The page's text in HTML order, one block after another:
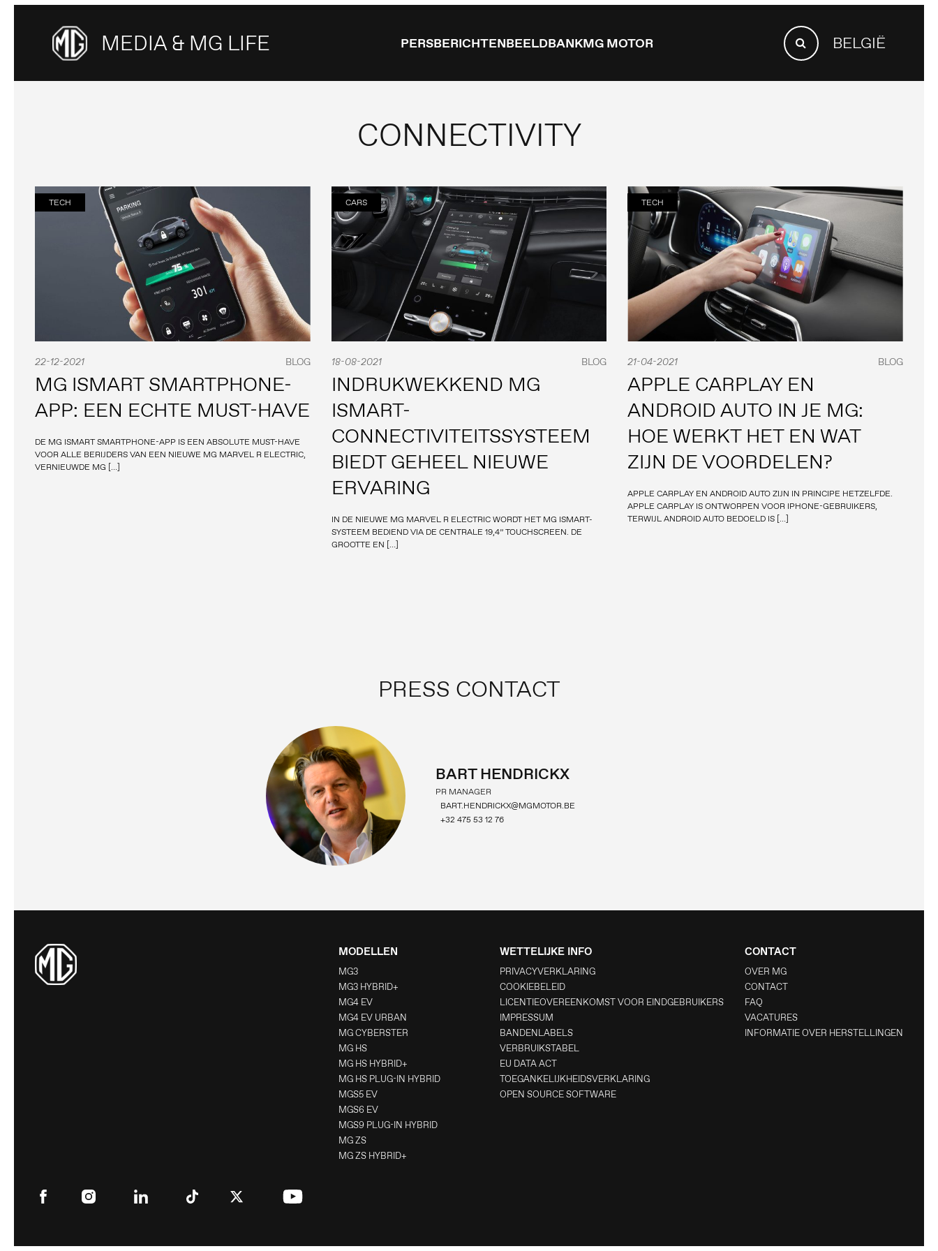
MEDIA & MG LIFE PERSBERICHTENBEELDBANKMG MOTOR
SEARCH
FOR:Search BELGIË
CONNECTIVITY
TECH
22-12-2021 BLOG
MG ISMART SMARTPHONE-
APP: EEN ECHTE MUST-HAVE
DE MG ISMART SMARTPHONE-APP IS EEN ABSOLUTE MUST-HAVE
VOOR ALLE BERIJDERS VAN EEN NIEUWE MG MARVEL R ELECTRIC,
VERNIEUWDE MG […]
CARS
18-08-2021 BLOG
INDRUKWEKKEND MG
ISMART-
CONNECTIVITEITSSYSTEEM
BIEDT GEHEEL NIEUWE
ERVARING
IN DE NIEUWE MG MARVEL R ELECTRIC WORDT HET MG ISMART-
SYSTEEM BEDIEND VIA DE CENTRALE 19,4” TOUCHSCREEN. DE
GROOTTE EN […]
TECH
21-04-2021 BLOG
APPLE CARPLAY EN
ANDROID AUTO IN JE MG:
HOE WERKT HET EN WAT
ZIJN DE VOORDELEN?
APPLE CARPLAY EN ANDROID AUTO ZIJN IN PRINCIPE HETZELFDE.
APPLE CARPLAY IS ONTWORPEN VOOR IPHONE-GEBRUIKERS,
TERWIJL ANDROID AUTO BEDOELD IS […]
PRESS CONTACT
BART HENDRICKX
PR MANAGER
BART.HENDRICKX@MGMOTOR.BE
+32 475 53 12 76
MODELLEN
MG3
MG3 HYBRID+
MG4 EV
MG4 EV URBAN
MG CYBERSTER
MG HS
MG HS HYBRID+
MG HS PLUG-IN HYBRID
MGS5 EV
MGS6 EV
MGS9 PLUG-IN HYBRID
MG ZS
MG ZS HYBRID+
WETTELIJKE INFO
PRIVACYVERKLARING
COOKIEBELEID
LICENTIEOVEREENKOMST VOOR EINDGEBRUIKERS
IMPRESSUM
BANDENLABELS
VERBRUIKSTABEL
EU DATA ACT
TOEGANKELIJKHEIDSVERKLARING
OPEN SOURCE SOFTWARE
CONTACT
OVER MG
CONTACT
FAQ
VACATURES
INFORMATIE OVER HERSTELLINGEN